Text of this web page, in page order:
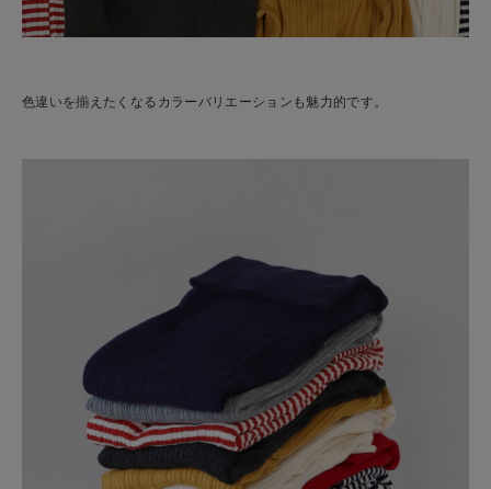
色違いを揃えたくなるカラーバリエーションも魅力的です。